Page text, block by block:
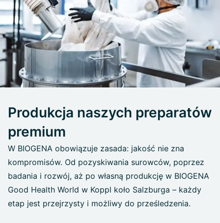
Produkcja naszych preparatów
premium
W BIOGENA obowiązuje zasada: jakość nie zna
kompromisów. Od pozyskiwania surowców, poprzez
badania i rozwój, aż po własną produkcję w BIOGENA
Good Health World w Koppl koło Salzburga – każdy
etap jest przejrzysty i możliwy do prześledzenia.